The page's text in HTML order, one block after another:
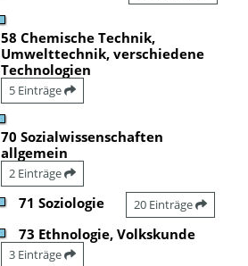
58 Chemische Technik,
Umwelttechnik, verschiedene
Technologien
5 Einträge
70 Sozialwissenschaften
allgemein
2 Einträge
71 Soziologie 20 Einträge
73 Ethnologie, Volkskunde
3 Einträge